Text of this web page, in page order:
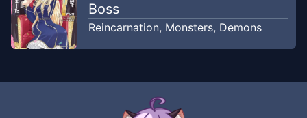
Boss
Reincarnation, Monsters, Demons